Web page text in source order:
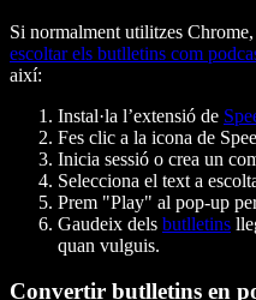
Si normalment utilitzes Chrome,
escoltar els butlletins com
així:
Instal·la l’extensió de
Fes clic a la icona de
Inicia sessió o crea un
Selecciona el text a
Prem "Play" al pop-up
Gaudeix dels butlletins
quan vulguis.
Convertir butlletins en